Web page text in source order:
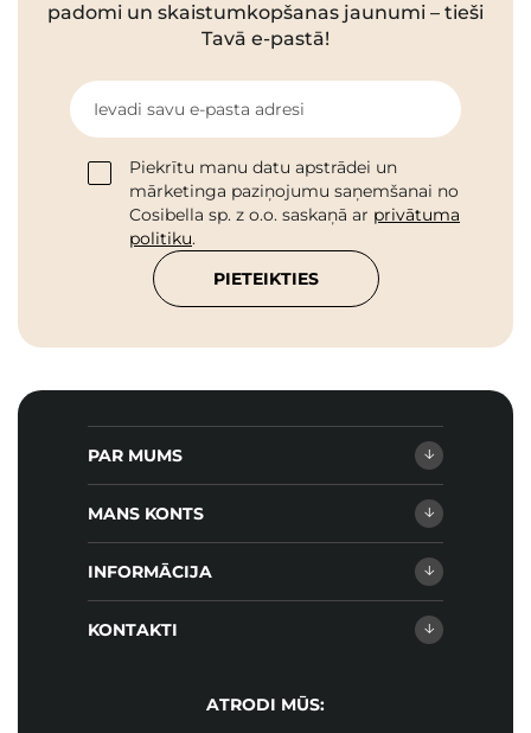
padomi un skaistumkopšanas jaunumi – tieši
Tavā e-pastā!
Ievadi savu e-pasta adresi
Piekrītu manu datu apstrādei un
mārketinga paziņojumu saņemšanai no
Cosibella sp. z o.o. saskaņā ar privātuma
politiku.
PIETEIKTIES
PAR MUMS
MANS KONTS
INFORMĀCIJA
KONTAKTI
ATRODI MŪS: